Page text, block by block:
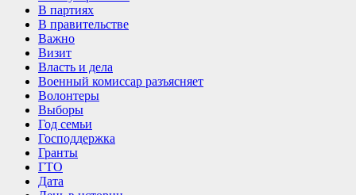
В партиях
В правительстве
Важно
Визит
Власть и дела
Военный комиссар разъясняет
Волонтеры
Выборы
Год семьи
Господдержка
Гранты
ГТО
Дата